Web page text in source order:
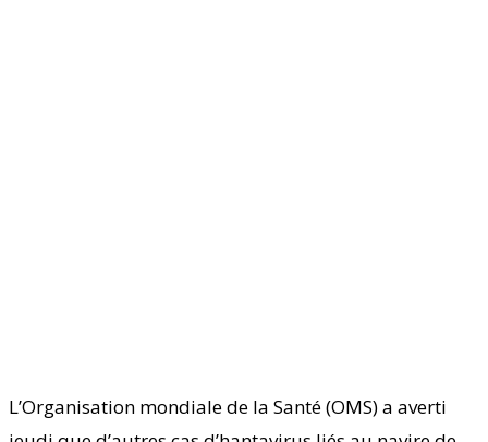
L’Organisation mondiale de la Santé (OMS) a averti